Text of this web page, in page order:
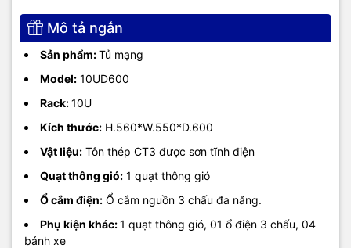
Mô tả ngắn
Sản phẩm:Tủ mạng
Model: 10UD600
Rack:10U
Kích thước: H.560*W.550*D.600
Vật liệu: Tôn thép CT3 được sơn tĩnh điện
Quạt thông gió: 1 quạt thông gió
Ổ cắm điện: Ổ cắm nguồn 3 chấu đa năng.
Phụ kiện khác:1 quạt thông gió, 01 ổ điện 3 chấu, 04
bánh xe